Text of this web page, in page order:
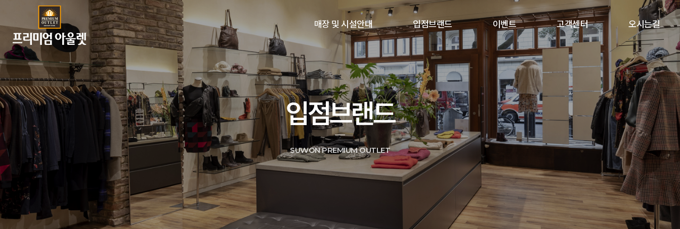
매장 및 시설안내 입점브랜드 이벤트 고객센터 오시는길
입점브랜드
SUWON PREMIUM OUTLET